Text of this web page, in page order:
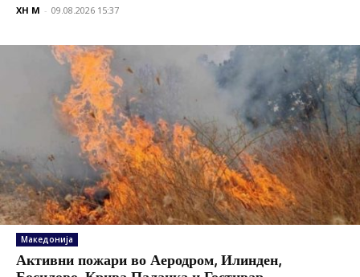
XH M - 09.08.2026 15:37
Македонија
Активни пожари во Аеродром, Илинден,